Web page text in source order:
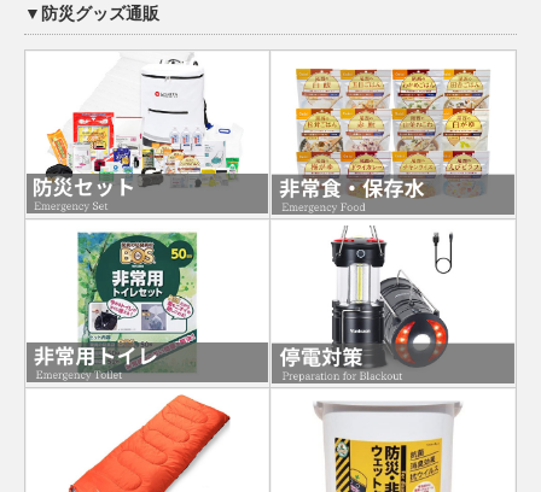
▼防災グッズ通販